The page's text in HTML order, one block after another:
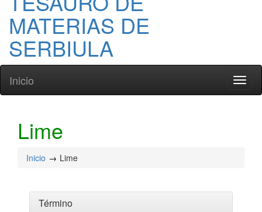
MATERIAS DE
SERBIULA
Inicio
Lime
Inicio Lime
Término